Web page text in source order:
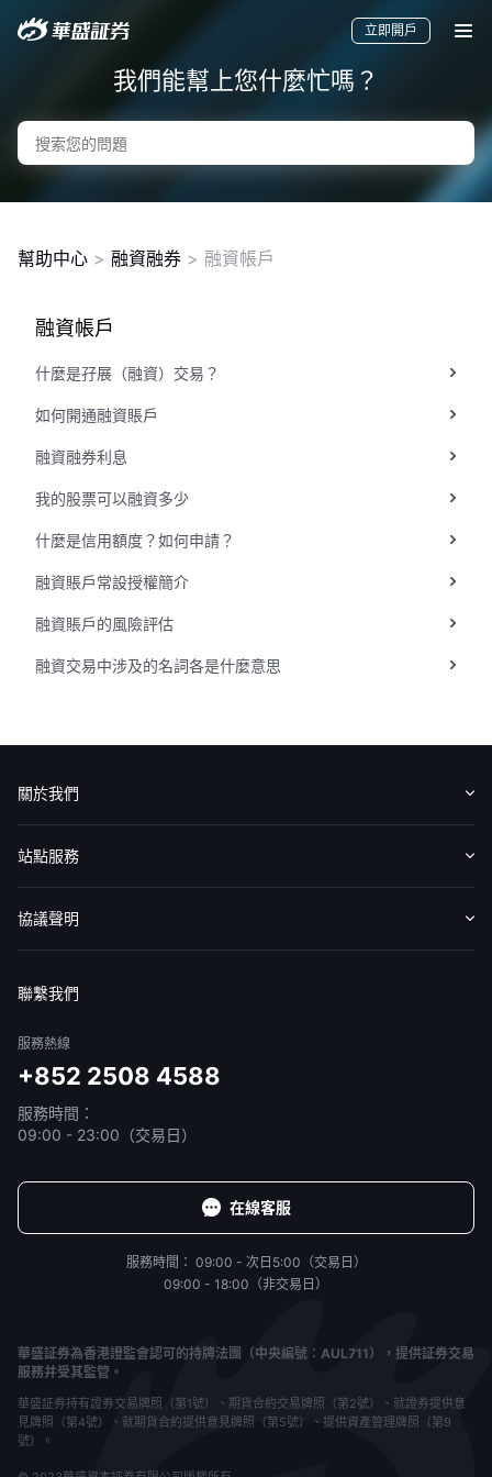
要聞
快訊
美股
港股
新股
概述
AM 資產管理服務
ECM 股權資本市場服務
FICC 固定收益、外匯和大宗商品服務
WM 財富管理服務
立即開戶
我們能幫上您什麼忙嗎？
幫助中心 > 融資融券 > 融資帳戶
融資帳戶
什麼是孖展（融資）交易？
如何開通融資賬戶
融資融券利息
我的股票可以融資多少
什麼是信用額度？如何申請？
融資賬戶常設授權簡介
融資賬戶的風險評估
融資交易中涉及的名詞各是什麼意思
關於我們
認識華盛
媒體報導
意見反饋
站點服務
收費標準
交易工具
幫助中心
協議聲明
聯繫我們
服務熱線
+852 2508 4588
服務時間：
09:00 - 23:00（交易日）
在線客服
服務時間： 09:00 - 次日5:00（交易日）
09:00 - 18:00（非交易日）
華盛証券為香港證監會認可的持牌法團（中央編號：AUL711），提供証券交易
服務并受其監管。
華盛証券持有證券交易牌照（第1號）、期貨合約交易牌照（第2號）、就證券提供意
見牌照（第4號）、就期貨合約提供意見牌照（第5號）、提供資產管理牌照（第9
號）。